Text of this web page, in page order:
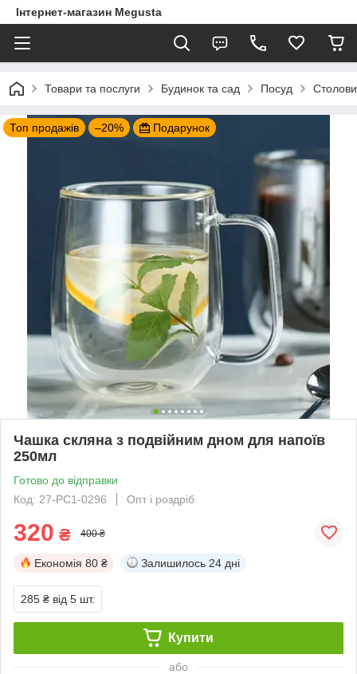
Інтернет-магазин Megusta
Товари та послуги Будинок та сад Посуд
Топ продажів –20% Подарунок
Чашка скляна з подвійним дном для напоїв
250мл
Готово до відправки
Код: 27-PC1-0296
Опт і роздріб
320 ₴ 400 ₴
Економія 80 ₴ Залишилось 24 дні
285 ₴ від 5 шт.
Купити
або